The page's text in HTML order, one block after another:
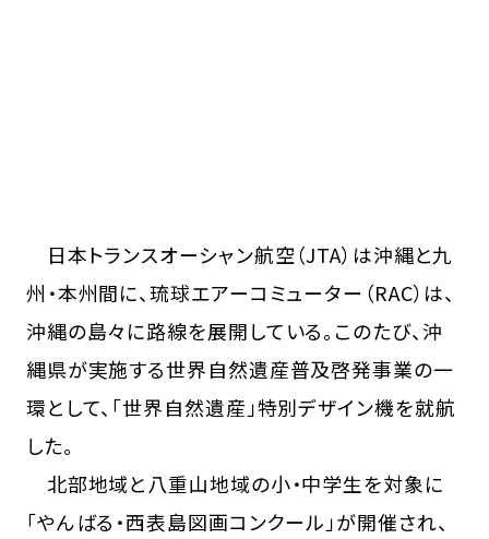
日本トランスオーシャン航空（JTA）は沖縄と九
州・本州間に、琉球エアーコミューター（RAC）は、
沖縄の島々に路線を展開している。このたび、沖
縄県が実施する世界自然遺産普及啓発事業の一
環として、「世界自然遺産」特別デザイン機を就航
した。
北部地域と八重山地域の小・中学生を対象に
「やんばる・西表島図画コンクール」が開催され、